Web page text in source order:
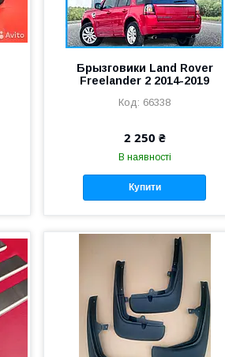
Брызговики Land Rover
Freelander 2 2014-2019
66338
2 250 ₴
В наявності
Купити